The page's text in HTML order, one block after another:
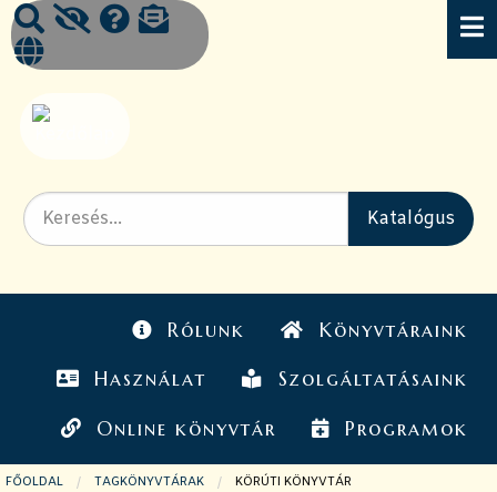
Rólunk Könyvtáraink
Használat Szolgáltatásaink
Online könyvtár Programok
FŐOLDAL TAGKÖNYVTÁRAK JELENLEGI OLDAL:
KÖRÚTI KÖNYVTÁR